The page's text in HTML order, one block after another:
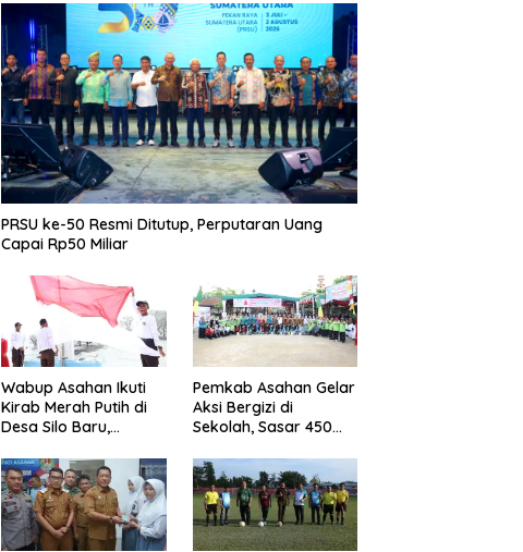
PRSU ke-50 Resmi Ditutup, Perputaran Uang
Capai Rp50 Miliar
Wabup Asahan Ikuti
Kirab Merah Putih di
Desa Silo Baru,
Menggema
Pemkab Asahan Gelar
Aksi Bergizi di
Sekolah, Sasar 450
Stunting